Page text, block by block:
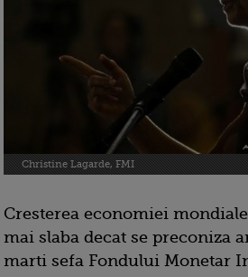
Christine Lagarde, FMI
Cresterea economiei
mai slaba decat se preconiza
marti sefa Fondului Monetar